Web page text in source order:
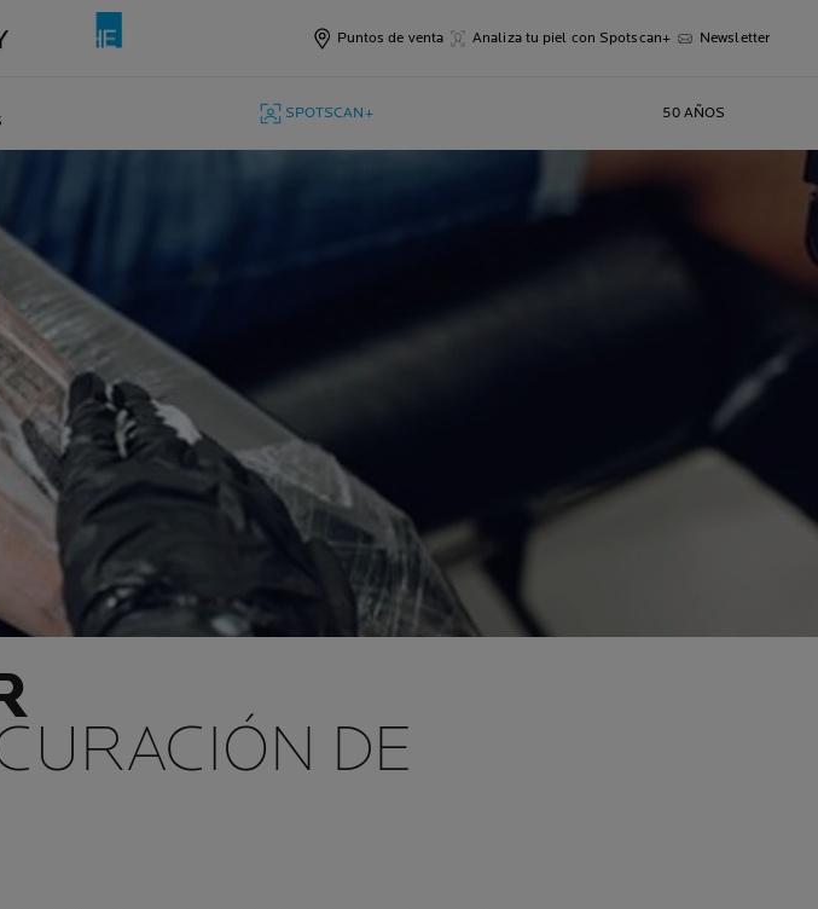
Puntos de venta Analiza tu piel con Spotscan+ Newsletter
SPOTSCAN+ 50 AÑOS
DE